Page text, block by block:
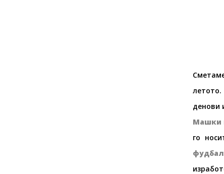
денови
Машки
го